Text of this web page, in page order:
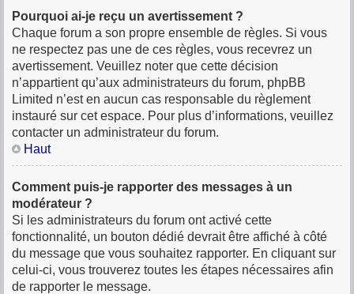
Pourquoi ai-je reçu un avertissement ?
Chaque forum a son propre ensemble de règles. Si vous
ne respectez pas une de ces règles, vous recevrez un
avertissement. Veuillez noter que cette décision
n’appartient qu’aux administrateurs du forum, phpBB
Limited n’est en aucun cas responsable du règlement
instauré sur cet espace. Pour plus d’informations, veuillez
contacter un administrateur du forum.
Haut
Comment puis-je rapporter des messages à un
modérateur ?
Si les administrateurs du forum ont activé cette
fonctionnalité, un bouton dédié devrait être affiché à côté
du message que vous souhaitez rapporter. En cliquant sur
celui-ci, vous trouverez toutes les étapes nécessaires afin
de rapporter le message.